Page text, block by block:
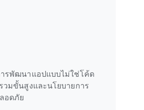
รพัฒนาแอปแบบไม่ใช่โค้ด
วมขั้นสูงและนโยบายการ
อดภัย